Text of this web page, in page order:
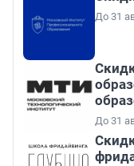
До 31
До 31